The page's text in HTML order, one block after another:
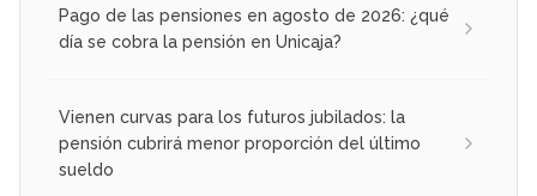
Pago de las pensiones en agosto de 2026: ¿qué
día se cobra la pensión en Unicaja?
Vienen curvas para los futuros jubilados: la
pensión cubrirá menor proporción del último
sueldo